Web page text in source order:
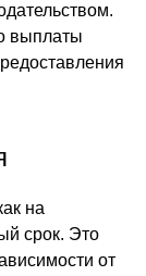
выплаты
на
срок. Это
от